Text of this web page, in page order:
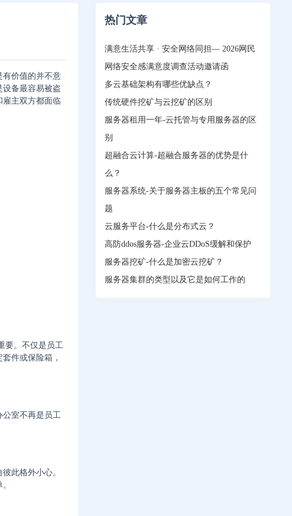
有价值的并不意
备最容易被盗
主双方都面临
要。不仅是员工
件或保险箱，
室不再是员工
此格外小心。
热门文章
满意生活共享 · 安全网络同担— 2026网民
网络安全感满意度调查活动邀请函
多云基础架构有哪些优缺点？
传统硬件挖矿与云挖矿的区别
服务器租用一年-云托管与专用服务器的区
别
超融合云计算-超融合服务器的优势是什
么？
服务器系统-关于服务器主板的五个常见问
题
云服务平台-什么是分布式云？
高防ddos服务器-企业云DDoS缓解和保护
服务器挖矿-什么是加密云挖矿？
服务器集群的类型以及它是如何工作的